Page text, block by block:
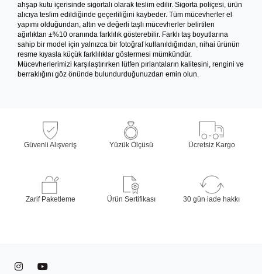
ahşap kutu içerisinde sigortalı olarak teslim edilir. Sigorta poliçesi, ürün
alıcıya teslim edildiğinde geçerliliğini kaybeder. Tüm mücevherler el
yapımı olduğundan, altın ve değerli taşlı mücevherler belirtilen
ağırlıktan ±%10 oranında farklılık gösterebilir. Farklı taş boyutlarına
sahip bir model için yalnızca bir fotoğraf kullanıldığından, nihai ürünün
resme kıyasla küçük farklılıklar göstermesi mümkündür.
Mücevherlerimizi karşılaştırırken lütfen pırlantaların kalitesini, rengini ve
berraklığını göz önünde bulundurduğunuzdan emin olun.
Güvenli Alışveriş Yüzük Ölçüsü Ücretsiz Kargo
Zarif Paketleme Ürün Sertifikası 30 gün iade hakkı